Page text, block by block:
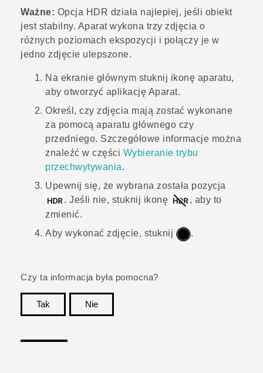
Ważne: Opcja HDR działa najlepiej, jeśli obiekt
jest stabilny. Aparat wykona trzy zdjęcia o
różnych poziomach ekspozycji i połączy je w
jedno zdjęcie ulepszone.
Na ekranie głównym stuknij ikonę aparatu,
aby otworzyć aplikację Aparat.
Określ, czy zdjęcia mają zostać wykonane
za pomocą aparatu głównego czy
przedniego. Szczegółowe informacje można
znaleźć w części Wybieranie trybu
przechwytywania.
Upewnij się, że wybrana została pozycja
. Jeśli nie, stuknij ikonę
, aby to
zmienić.
Aby wykonać zdjęcie, stuknij
.
Czy ta informacja była pomocna?
Tak
Nie